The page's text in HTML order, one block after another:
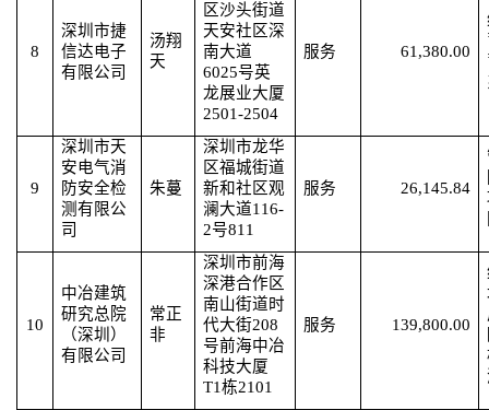
8
深圳市捷
信达电子
有限公司
汤翔
天
区沙头街道
天安社区深
南大道
6025号英
龙展业大厦
2501-2504
服务 61,380.00
9
深圳市天
安电气消
防安全检
测有限公
司
朱蔓
深圳市龙华
区福城街道
新和社区观
澜大道116-
2号811
服务 26,145.84
10
中冶建筑
研究总院
（深圳）
有限公司
常正
非
深圳市前海
深港合作区
南山街道时
代大街208
号前海中冶
科技大厦
T1栋2101
服务 139,800.00